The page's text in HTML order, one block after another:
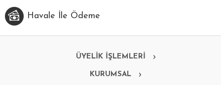
Havale İle Ödeme
ÜYELİK İŞLEMLERİ
KURUMSAL